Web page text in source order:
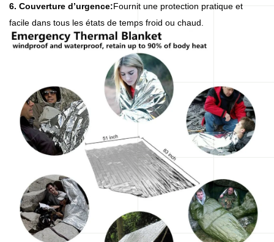
6. Couverture d’urgence:Fournit une protection pratique et
facile dans tous les états de temps froid ou chaud.